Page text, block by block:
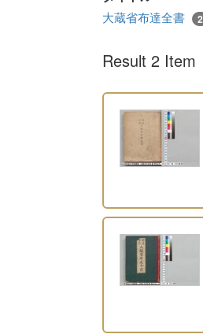
大蔵省布達全書 2
Result 2 Item